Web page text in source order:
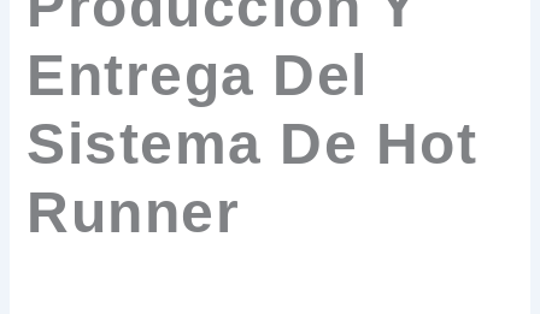
Entrega Del
Sistema De Hot
Runner